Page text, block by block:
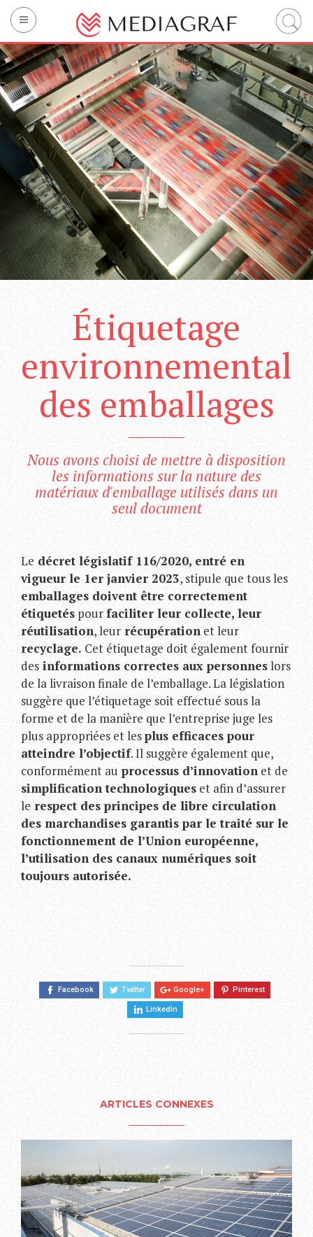
La société
Impression
Technology
Sustainability
Services intégrés
Contacter
IT EN FR
Étiquetage
environnemental
des emballages
Nous avons choisi de mettre à disposition
les informations sur la nature des
matériaux d'emballage utilisés dans un
seul document
Le décret législatif 116/2020, entré en
vigueur le 1er janvier 2023, stipule que tous les
emballages doivent être correctement
étiquetés pourfaciliter leur collecte, leur
réutilisation, leur récupérationet leur
recyclage. Cet étiquetage doit également fournir
des informations correctes aux personneslors
de la livraison finale de l’emballage. La législation
suggère que l’étiquetage soit effectué sous la
forme et de la manière que l’entreprise juge les
plus appropriées et lesplus efficaces pour
atteindre l’objectif. Il suggère également que,
conformément au processus d’innovation et de
simplification technologiques et afin d’assurer
lerespect des principes de libre circulation
des marchandises garantis par le traité sur le
fonctionnement de l’Union européenne,
l’utilisation des canaux numériques soit
toujours autorisée.
Facebook Twitter Google+ Pinterest
LinkedIn
ARTICLES CONNEXES